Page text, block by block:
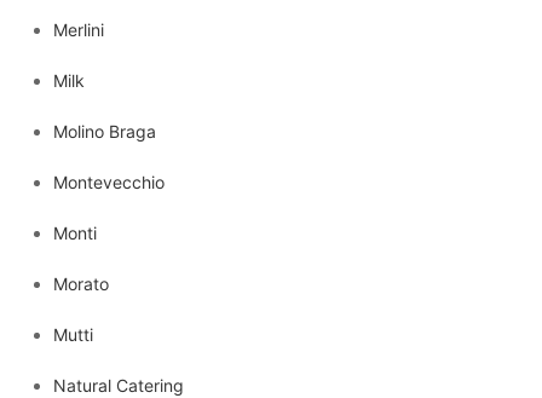
Merlini
Milk
Molino Braga
Montevecchio
Monti
Morato
Mutti
Natural Catering